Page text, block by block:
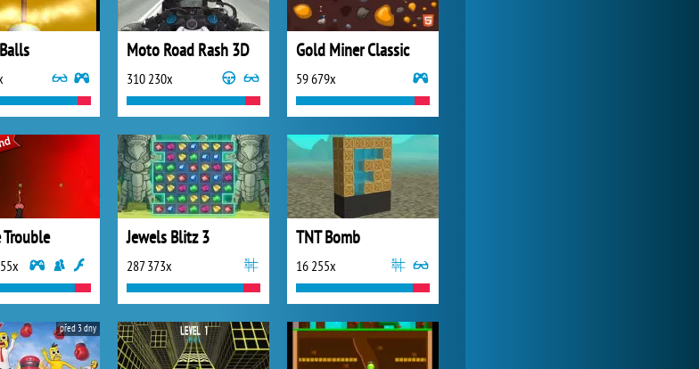
Moto Road Rash 3D
310 230x
Gold Miner Classic
59 679x
Jewels Blitz 3
287 373x
TNT Bomb
16 255x
před 3 dny